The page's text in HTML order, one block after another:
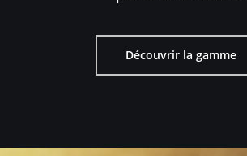
Découvrir la gamme